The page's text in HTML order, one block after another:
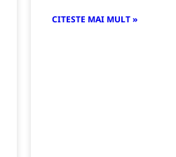
CITESTE MAI MULT »